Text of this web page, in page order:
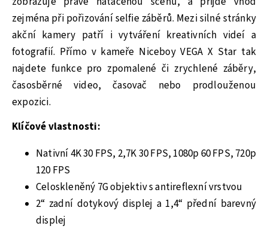
zejména při pořizování selfie záběrů. Mezi silné stránky
akční kamery patří i vytváření kreativních videí a
fotografií. Přímo v kameře Niceboy VEGA X Star tak
najdete funkce pro zpomalené či zrychlené záběry,
časosběrné video, časovač nebo prodlouženou
expozici.
Klíčové vlastnosti:
Nativní 4K 30 FPS, 2,7K 30 FPS, 1080p 60 FPS, 720p
120 FPS
Celoskleněný 7G objektiv s antireflexní vrstvou
2“ zadní dotykový displej a 1,4“ přední barevný
displej